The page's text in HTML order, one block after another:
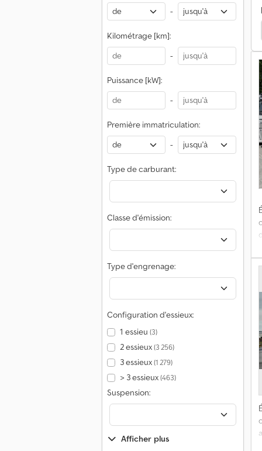
-
Kilométrage [km]:
-
Puissance [kW]:
-
Première immatriculation:
-
Type de carburant:
Classe d'émission:
Type d'engrenage:
Configuration d'essieux:
1 essieu (3)
2 essieux(3 256)
3 essieux(1 279)
> 3 essieux(463)
Suspension:
Afficher plus
Mercedes-Benz Axor Machines Agricoles